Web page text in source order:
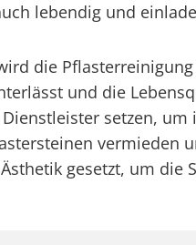
lebendig und
die
und die
setzen,
gesetzt, um die